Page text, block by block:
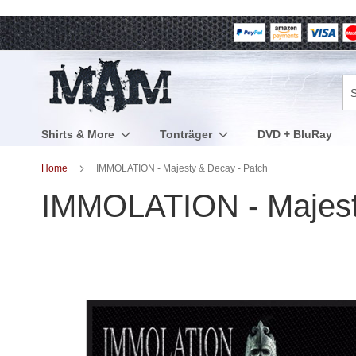
Direkt
Inhalt
Shirts & More
Tonträger DVD + BluRay
Home IMMOLATION - Majesty & Decay - Patch
IMMOLATION -
Bildergalerie